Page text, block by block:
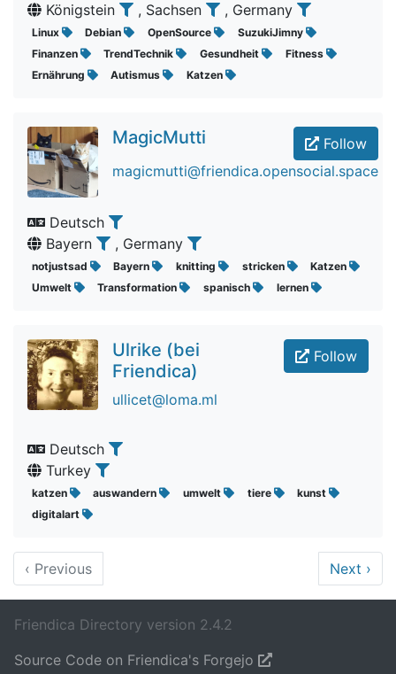
Königstein
, Sachsen , Germany
Linux Debian OpenSource
SuzukiJimny
Finanzen
TrendTechnik Gesundheit
Fitness
Ernährung
Autismus Katzen
Follow
MagicMutti
magicmutti@friendica.opensocial.space
Deutsch
Bayern
, Germany
notjustsad Bayern knitting stricken
Katzen
Umwelt
Transformation spanisch lernen
Follow
Ulrike (bei
Friendica)
ullicet@loma.ml
Deutsch
Turkey
katzen auswandern umwelt tiere
kunst
digitalart
‹ Previous Next ›
Friendica Directory version 2.4.2
Source Code on Friendica's Forgejo